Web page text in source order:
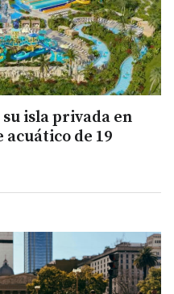
isla privada en
acuático de 19